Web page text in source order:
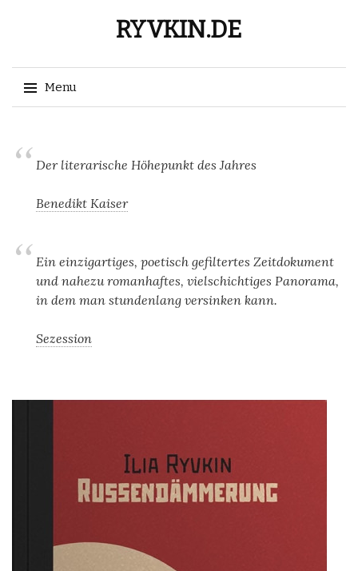
RYVKIN.DE
Menu
to
content
Der literarische Höhepunkt des Jahres
Benedikt Kaiser
Ein einzigartiges, poetisch gefiltertes Zeitdokument
und nahezu romanhaftes, vielschichtiges Panorama,
in dem man stundenlang versinken kann.
Sezession